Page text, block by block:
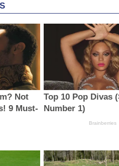
Not
9 Must-
Top 10 Pop Divas
Number 1)
Brainberries